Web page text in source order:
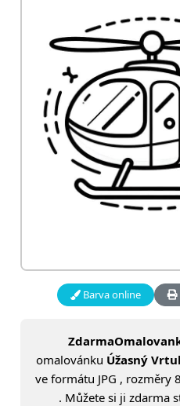
Barva online
omalovánku Úžasný
ve formátu JPG , rozměry
. Můžete si ji zdarma